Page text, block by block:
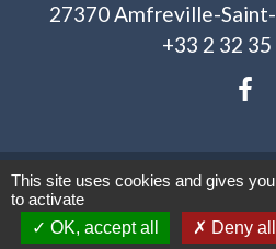
27370 Amfreville-
+33 2 32
Mentions légales
This site uses cookies and gives
to activate
OK, accept all
Deny